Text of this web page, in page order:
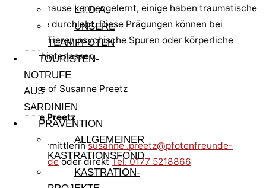
L.I.D.A.
UNSERE
TEAMPFOTEN
TOURISTEN-
NOTRUFE
AUS
SARDINIEN
PRÄVENTION
ALLGEMEINER
KASTRATIONSFOND
KASTRATION-
festes Zuhause kennengelernt, einige haben traumatische
Ereignisse durchlebt. Diese Prägungen können bei
manchen Tieren psychische Spuren oder körperliche
Defizite hinterlassen.
Susanne Preetz
Katzenvermittlerinsusanne .preetz@pfotenfreunde-
sardinien.deoder direktTel. 0177 5218866